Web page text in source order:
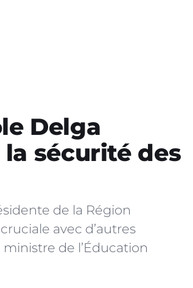
Delga
sécurité des
de la Région
avec d’autres
de l’Éducation